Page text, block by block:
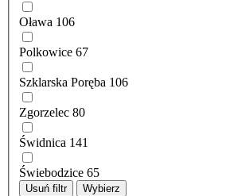
Oława 106
Polkowice 67
Szklarska Poręba 106
Zgorzelec 80
Świdnica 141
Świebodzice 65
Usuń filtr Wybierz